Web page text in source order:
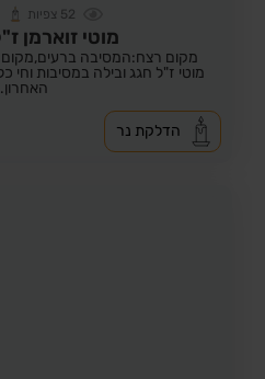
52 צפיות
מוטי זוארמן
מקום רצח:המסיבה ברעים,
מוטי ז"ל חגג ובילה במסיבות וחי
הדלקת נר